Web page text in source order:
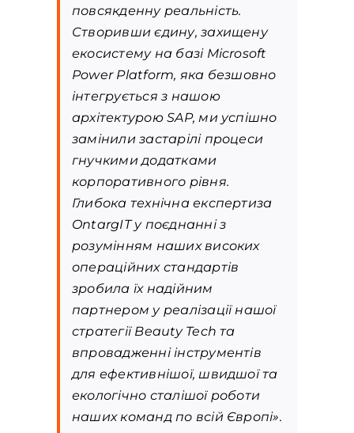
повсякденну реальність.
Створивши єдину, захищену
екосистему на базі Microsoft
Power Platform, яка безшовно
інтегрується з нашою
архітектурою SAP, ми успішно
замінили застарілі процеси
гнучкими додатками
корпоративного рівня.
Глибока технічна експертиза
OntargIT у поєднанні з
розумінням наших високих
операційних стандартів
зробила їх надійним
партнером у реалізації нашої
стратегії Beauty Tech та
впровадженні інструментів
для ефективнішої, швидшої та
екологічно сталішої роботи
наших команд по всій Європі».